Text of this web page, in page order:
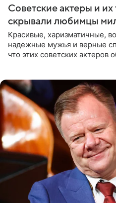
Советские актеры и
скрывали любимцы
Красивые, харизматичные,
надежные мужья и верные
что этих советских актеров